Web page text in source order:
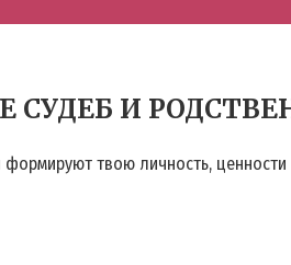
СУДЕБ И
твою личность,